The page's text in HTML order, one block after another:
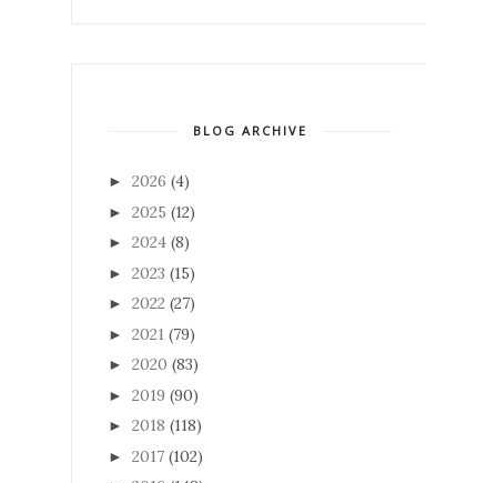
BLOG ARCHIVE
► 2026 (4)
► 2025 (12)
► 2024 (8)
► 2023 (15)
► 2022 (27)
► 2021 (79)
► 2020 (83)
► 2019 (90)
► 2018 (118)
► 2017 (102)